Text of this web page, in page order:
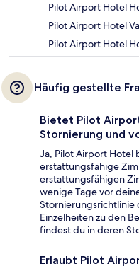
Pilot Airport Hotel
Pilot Airport Hotel
Pilot Airport Hotel
Häufig gestellte
Bietet Pilot
Stornierung und
Ja, Pilot Airport Hotel
erstattungsfähige
erstattungsfähigen
wenige Tage vor
Stornierungsrichtlinie
Einzelheiten zu den
findest du in deren
Erlaubt Pilot